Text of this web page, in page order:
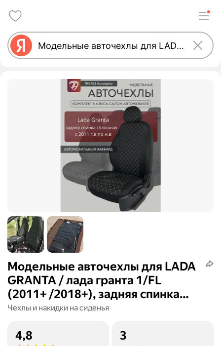
Модельные авточехлы для LADA
GRANTA / лада гранта 1/FL
(2011+ /2018+), задняя спинка
сплошная
Чехлы и накидки на сиденья
4,8 3